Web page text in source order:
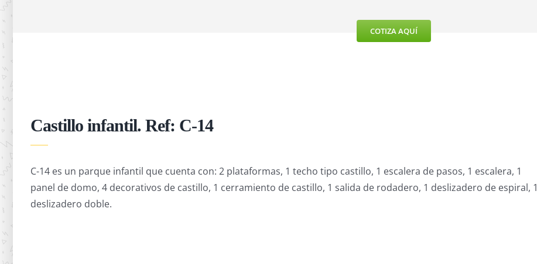
COTIZA AQUÍ
Castillo infantil. Ref: C-14
C-14 es un parque infantil que cuenta con: 2 plataformas, 1 techo tipo castillo, 1 escalera de pasos, 1 escalera, 1
panel de domo, 4 decorativos de castillo, 1 cerramiento de castillo, 1 salida de rodadero, 1 deslizadero de espiral, 1
deslizadero doble.